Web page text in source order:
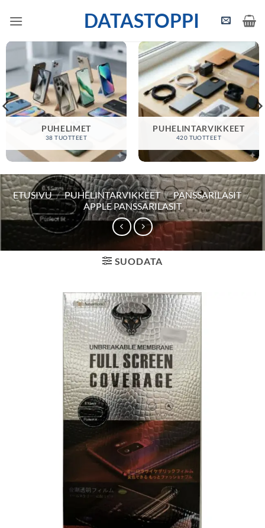
DATASTOPPI
PUHELIMET
38 TUOTTEET
PUHELINTARVIKKEET
420 TUOTTEET
ETUSIVU / PUHELINTARVIKKEET / PANSSARILASIT /
APPLE PANSSARILASIT
SUODATA